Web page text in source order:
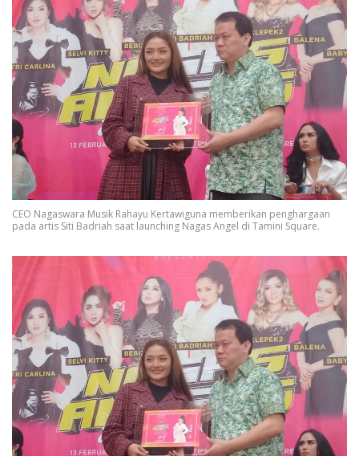
CEO Nagaswara Musik Rahayu Kertawiguna memberikan penghargaan
pada artis Siti Badriah saat launching Nagas Angel di Tamini Square.